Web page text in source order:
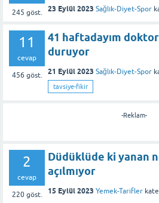
245 göst. 23 Eylül 2023 Sağlık-Diyet-Spor
11
cevap
456 göst.
41 haftadayım
duruyor
21 Eylül 2023 Sağlık-Diyet-Spor
tavsiye-fikir
-Reklam-
2
cevap
220göst.
Düdüklüde ki yanan
açılmıyor
15 Eylül 2023 Yemek-Tarifler